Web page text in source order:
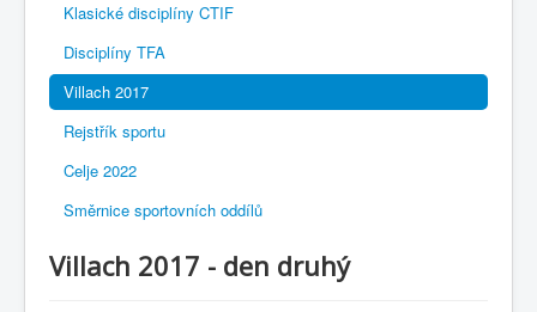
Klasické disciplíny CTIF
Disciplíny TFA
Villach 2017
Rejstřík sportu
Celje 2022
Směrnice sportovních oddílů
Villach 2017 - den druhý